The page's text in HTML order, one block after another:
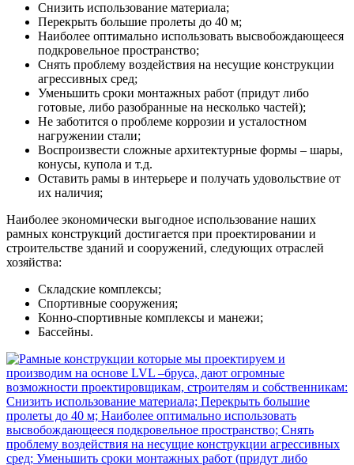
Снизить использование материала;
Перекрыть большие пролеты до 40 м;
Наиболее оптимально использовать высвобождающееся
подкровельное пространство;
Снять проблему воздействия на несущие конструкции
агрессивных сред;
Уменьшить сроки монтажных работ (придут либо
готовые, либо разобранные на несколько частей);
Не заботится о проблеме коррозии и усталостном
нагружении стали;
Воспроизвести сложные архитектурные формы – шары,
конусы, купола и т.д.
Оставить рамы в интерьере и получать удовольствие от
их наличия;
Наиболее экономически выгодное использование наших
рамных конструкций достигается при проектировании и
строительстве зданий и сооружений, следующих отраслей
хозяйства:
Складские комплексы;
Спортивные сооружения;
Конно-спортивные комплексы и манежи;
Бассейны.